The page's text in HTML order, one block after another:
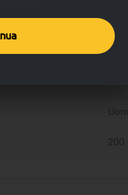
200